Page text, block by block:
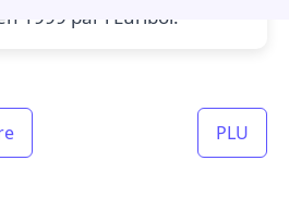
1999 par l'Euribor.
PLU